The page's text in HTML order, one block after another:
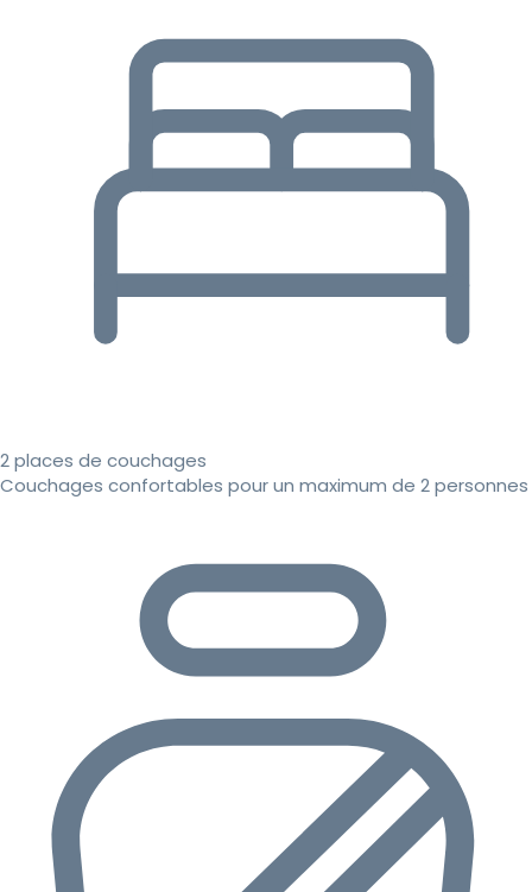
2 places de couchages
Couchages confortables pour un maximum de 2 personnes